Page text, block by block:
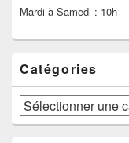
Mardi à Samedi : 10h –
Catégories
Catégories